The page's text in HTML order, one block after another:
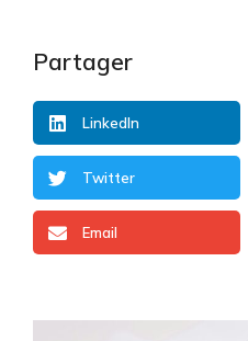
Partager
LinkedIn
Twitter
Email